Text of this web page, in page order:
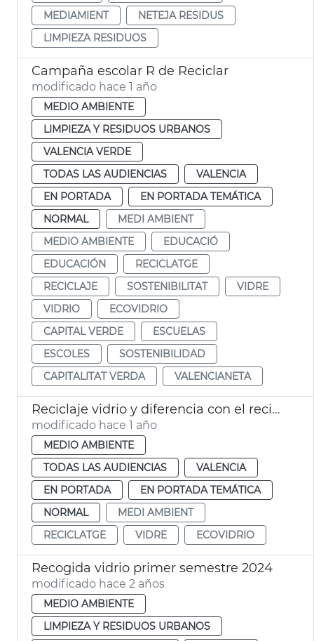
MEDIAMIENT
NETEJA RESIDUS
LIMPIEZA RESIDUOS
Campaña escolar R de Reciclar
modificado hace 1 año
MEDIO AMBIENTE
LIMPIEZA Y RESIDUOS URBANOS
VALENCIA VERDE
TODAS LAS AUDIENCIAS
VALENCIA
EN PORTADA
EN PORTADA TEMÁTICA
NORMAL
MEDI AMBIENT
MEDIO AMBIENTE
EDUCACIÓ
EDUCACIÓN
RECICLATGE
RECICLAJE
SOSTENIBILITAT
VIDRE
VIDRIO
ECOVIDRIO
CAPITAL VERDE
ESCUELAS
ESCOLES
SOSTENIBILIDAD
CAPITALITAT VERDA
VALENCIANETA
Reciclaje vidrio y diferencia con el reciclaje cristal
modificado hace 1 año
MEDIO AMBIENTE
TODAS LAS AUDIENCIAS
VALENCIA
EN PORTADA
EN PORTADA TEMÁTICA
NORMAL
MEDI AMBIENT
RECICLATGE
VIDRE ECOVIDRIO
Recogida vidrio primer semestre 2024
modificado hace 2 años
MEDIO AMBIENTE
LIMPIEZA Y RESIDUOS URBANOS